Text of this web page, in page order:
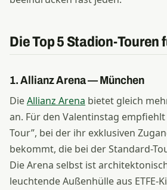
Die Top 5 Stadion-Touren
1. Allianz Arena — München
DieAllianz Arena bietet gleich
an. Für den Valentinstag
Tour”, bei der ihr exklusiven
bekommt, die bei der Standard-
Die Arena selbst ist
leuchtende Außenhülle aus ETFE-